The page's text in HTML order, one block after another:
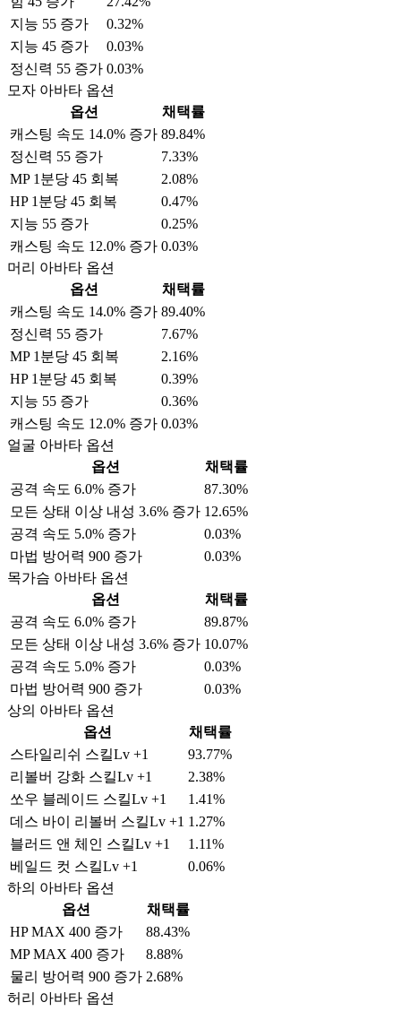
지능 55 증가
0.32%
지능 45 증가
0.03%
정신력 55 증가 0.03%
모자 아바타 옵션
옵션
채택률
캐스팅 속도 14.0% 증가 89.84%
정신력 55 증가
7.33%
MP 1분당 45 회복
2.08%
HP 1분당 45 회복
0.47%
지능 55 증가
0.25%
캐스팅 속도 12.0% 증가 0.03%
머리 아바타 옵션
옵션
채택률
캐스팅 속도 14.0% 증가 89.40%
정신력 55 증가
7.67%
MP 1분당 45 회복
2.16%
HP 1분당 45 회복
0.39%
지능 55 증가
0.36%
캐스팅 속도 12.0% 증가 0.03%
얼굴 아바타 옵션
옵션
채택률
공격 속도 6.0% 증가
87.30%
모든 상태 이상 내성 3.6% 증가 12.65%
공격 속도 5.0% 증가
0.03%
마법 방어력 900 증가
0.03%
목가슴 아바타 옵션
옵션
채택률
공격 속도 6.0% 증가
89.87%
모든 상태 이상 내성 3.6% 증가 10.07%
공격 속도 5.0% 증가
0.03%
마법 방어력 900 증가
0.03%
상의 아바타 옵션
옵션
채택률
스타일리쉬 스킬Lv +1
93.77%
리볼버 강화 스킬Lv +1
2.38%
쏘우 블레이드 스킬Lv +1
1.41%
데스 바이 리볼버 스킬Lv +1 1.27%
블러드 앤 체인 스킬Lv +1
1.11%
베일드 컷 스킬Lv +1
0.06%
하의 아바타 옵션
옵션
채택률
HP MAX 400 증가
88.43%
MP MAX 400 증가
8.88%
물리 방어력 900 증가 2.68%
허리 아바타 옵션